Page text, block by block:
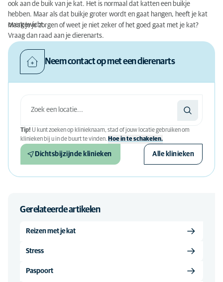
ook aan de buik van je kat. Het is normaal dat katten een buikje
hebben. Maar als dat buikje groter wordt en gaat hangen, heeft je kat
overgewicht.
Maak je je zorgen of weet je niet zeker of het goed gaat met je kat?
Vraag dan raad aan je dierenarts.
Neem contact op met een dierenarts
Tip! U kunt zoeken op klinieknaam, stad of jouw locatie gebruiken om
klinieken bij u in de buurt te vinden. Hoe in te schakelen.
Dichtsbijzijnde klinieken Alle klinieken
Gerelateerde artikelen
Reizen met je kat
Stress
Paspoort